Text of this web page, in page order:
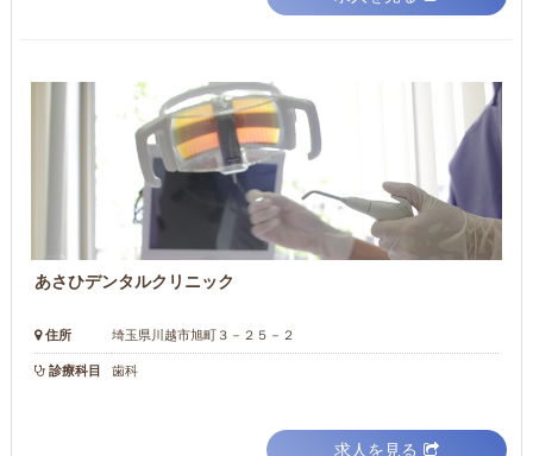
あさひデンタルクリニック
住所 埼玉県川越市旭町３－２５－２
診療科目 歯科
求人を見る